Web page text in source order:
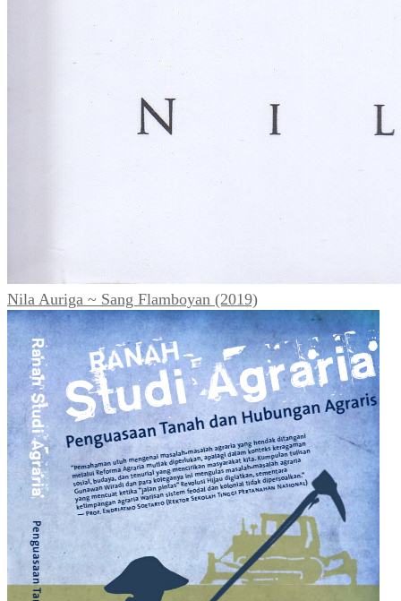
Nila Auriga ~ Sang Flamboyan (2019)